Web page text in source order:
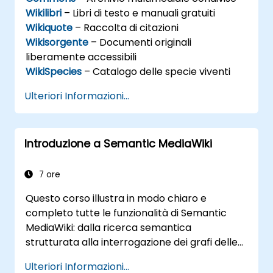
Wikilibri – Libri di testo e manuali gratuiti
Wikiquote – Raccolta di citazioni
Wikisorgente – Documenti originali
liberamente accessibili
WikiSpecies – Catalogo delle specie viventi
Ulteriori Informazioni...
Introduzione a Semantic MediaWiki
7 ore
Questo corso illustra in modo chiaro e
completo tutte le funzionalità di Semantic
MediaWiki: dalla ricerca semantica
strutturata alla interrogazione dei grafi delle
Ulteriori Informazioni...